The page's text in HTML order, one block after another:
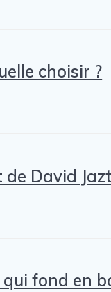
choisir ?
de David
fond en